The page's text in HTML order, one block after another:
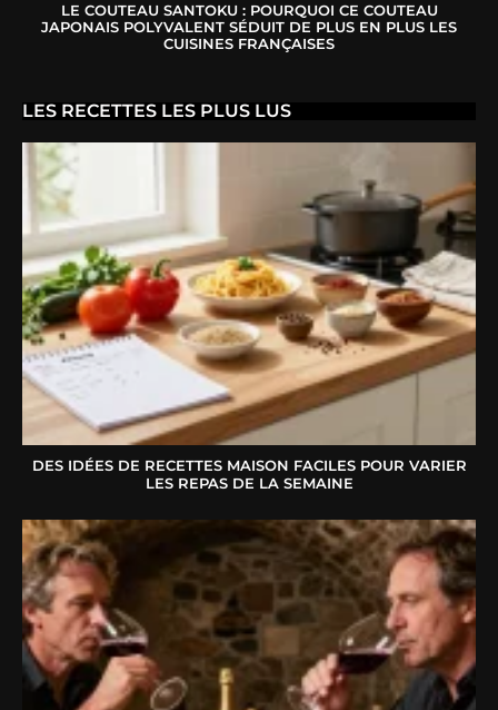
LE COUTEAU SANTOKU : POURQUOI CE COUTEAU
JAPONAIS POLYVALENT SÉDUIT DE PLUS EN PLUS LES
CUISINES FRANÇAISES
LES RECETTES LES PLUS LUS
DES IDÉES DE RECETTES MAISON FACILES POUR VARIER
LES REPAS DE LA SEMAINE